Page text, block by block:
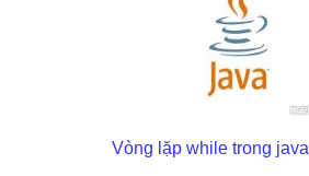
Vòng lặp while trong java